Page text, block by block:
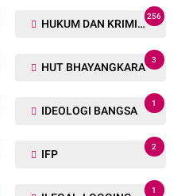
HUKUM DAN KRIMINAL
256
HUT BHAYANGKARA
3
IDEOLOGI BANGSA
1
IFP
2
1